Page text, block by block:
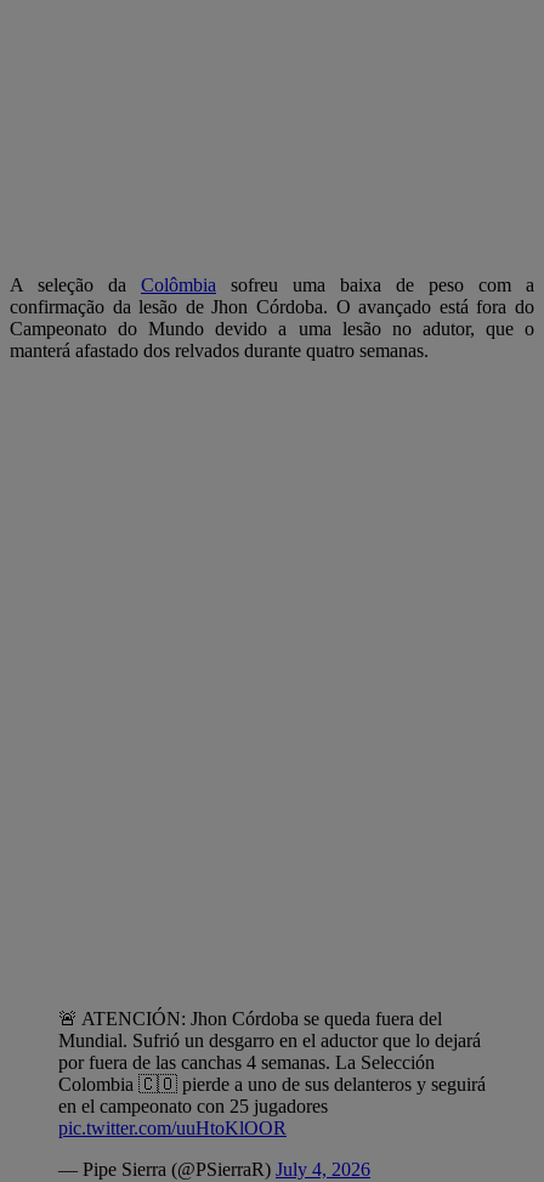
A seleção da Colômbia sofreu uma baixa de peso com a
confirmação da lesão de Jhon Córdoba. O avançado está fora do
Campeonato do Mundo devido a uma lesão no adutor, que o
manterá afastado dos relvados durante quatro semanas.
🚨 ATENCIÓN: Jhon Córdoba se queda fuera del
Mundial. Sufrió un desgarro en el aductor que lo dejará
por fuera de las canchas 4 semanas. La Selección
Colombia 🇨🇴 pierde a uno de sus delanteros y seguirá
en el campeonato con 25 jugadores
pic.twitter.com/uuHtoKlOOR
— Pipe Sierra (@PSierraR) July 4, 2026